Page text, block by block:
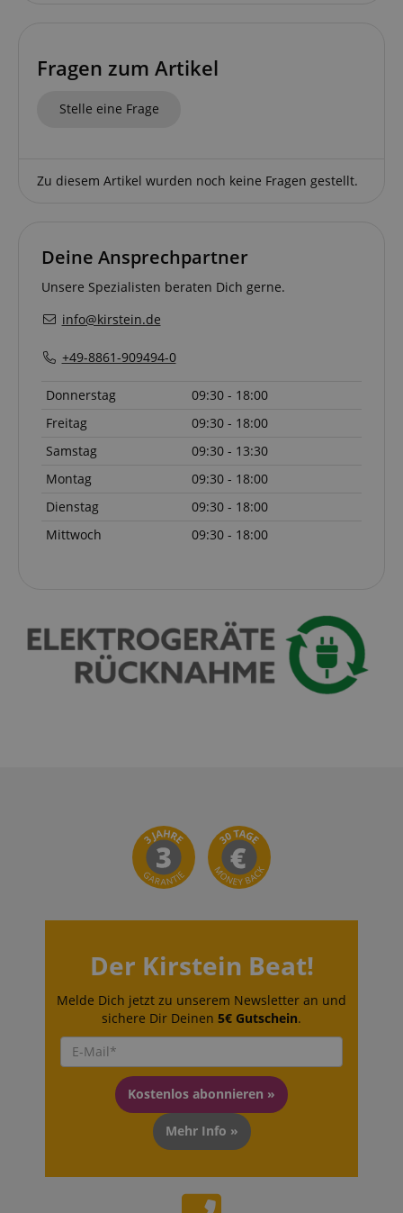
Fragen zum Artikel
Stelle eine Frage
Zu diesem Artikel wurden noch keine Fragen gestellt.
Deine Ansprechpartner
Unsere Spezialisten beraten Dich gerne.
info@kirstein.de
+49-8861-909494-0
Donnerstag
09:30 - 18:00
Freitag
09:30 - 18:00
Samstag
09:30 - 13:30
Montag
09:30 - 18:00
Dienstag
09:30 - 18:00
Mittwoch
09:30 - 18:00
Der Kirstein Beat!
Melde Dich jetzt zu unserem Newsletter an und
sichere Dir Deinen 5€ Gutschein.
Kostenlos abonnieren »
Mehr Info »